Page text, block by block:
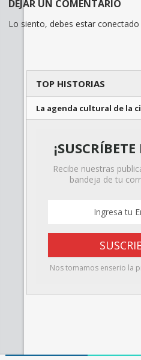
DEJAR UN COMENTARIO
Lo siento, debes estar conectado
TOP HISTORIAS
La agenda cultural de la
Recibe nuestras
bandeja de tu
Nos tomamos enserio la